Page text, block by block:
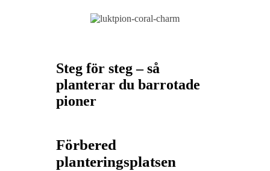
Steg för steg – så
planterar du barrotade
pioner
Förbered
planteringsplatsen